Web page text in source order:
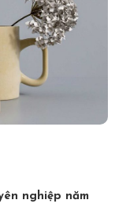
nghiệp năm